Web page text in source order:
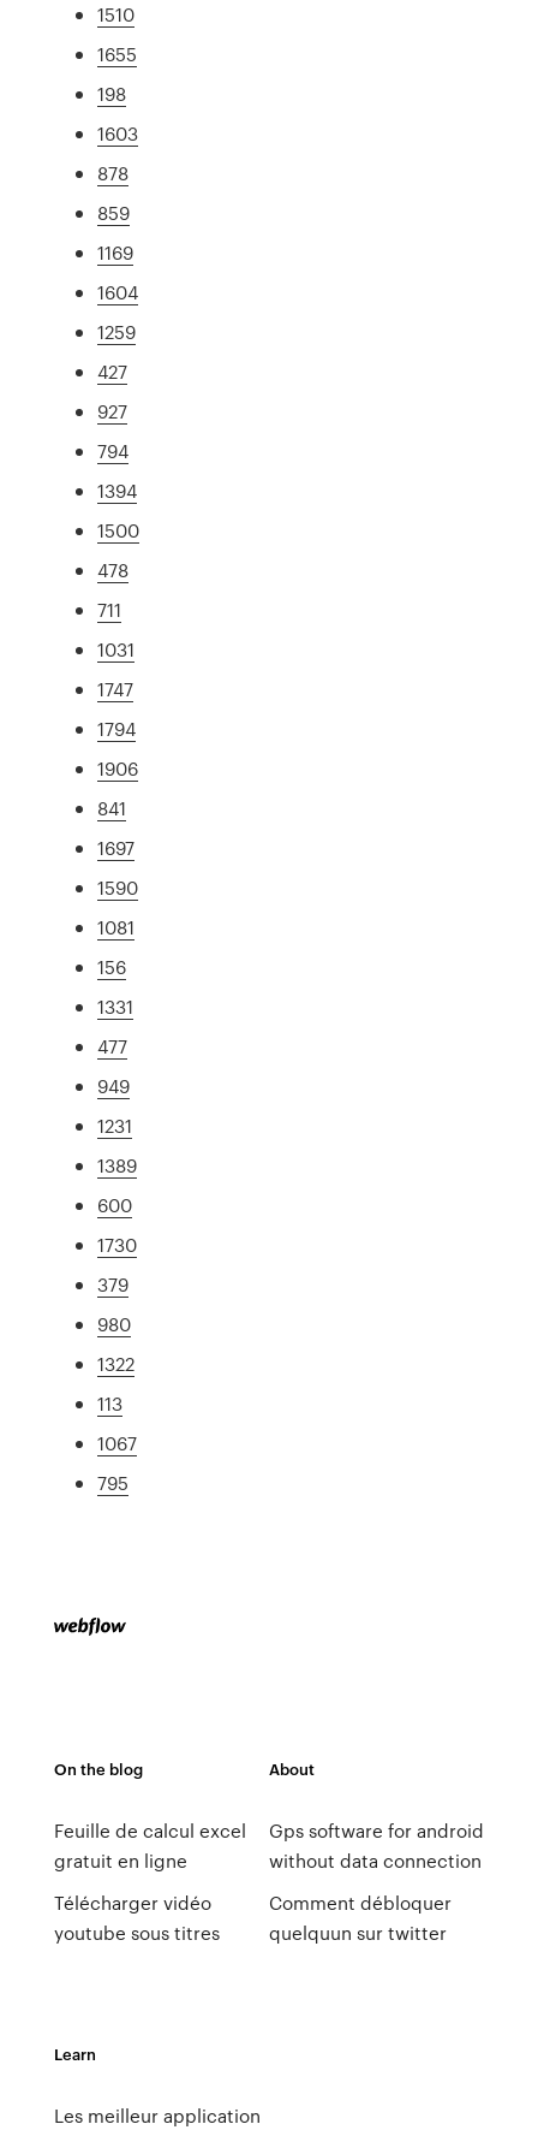
1510
1655
198
1603
878
859
1169
1604
1259
427
927
794
1394
1500
478
711
1031
1747
1794
1906
841
1697
1590
1081
156
1331
477
949
1231
1389
600
1730
379
980
1322
113
1067
795
On the blog
Feuille de calcul excel
gratuit en ligne
Télécharger vidéo
youtube sous titres
About
Gps software for android
without data connection
Comment débloquer
quelquun sur twitter
Learn
Les meilleur application